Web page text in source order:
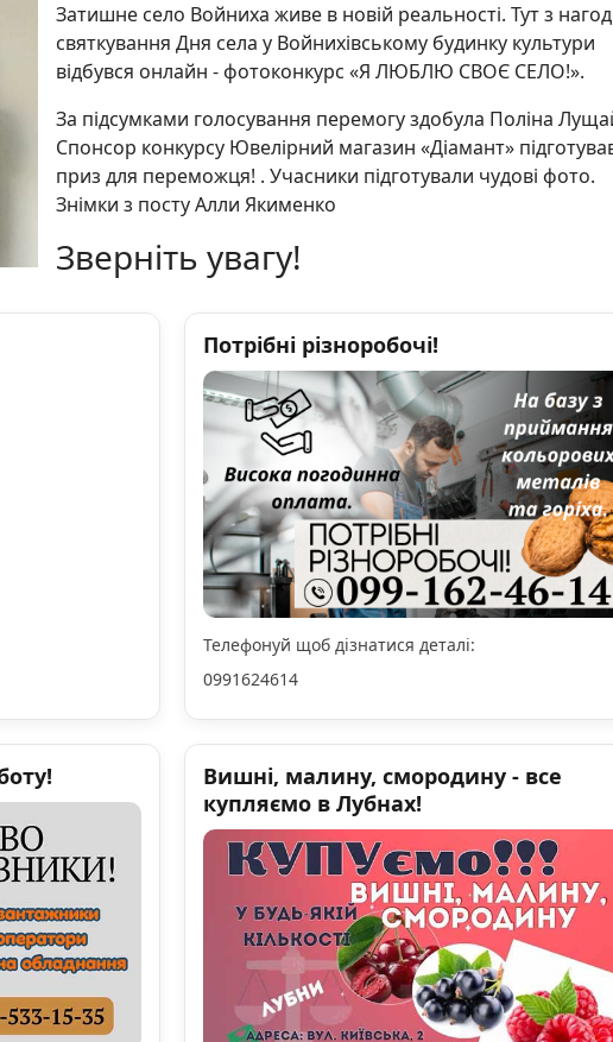
Затишне село Войниха живе в новій реальності. Тут з
святкування Дня села у Войнихівському будинку культури
відбувся онлайн - фотоконкурс «Я ЛЮБЛЮ СВОЄ СЕЛО!».
За підсумками голосування перемогу здобула Поліна
Спонсор конкурсу Ювелірний магазин «Діамант»
приз для переможця! . Учасники підготували чудові фото.
Знімки з посту Алли Якименко
Зверніть увагу!
Потрібні різноробочі!
Телефонуй щоб дізнатися деталі:
0991624614
Вишні, малину, смородину - все
купляємо в Лубнах!